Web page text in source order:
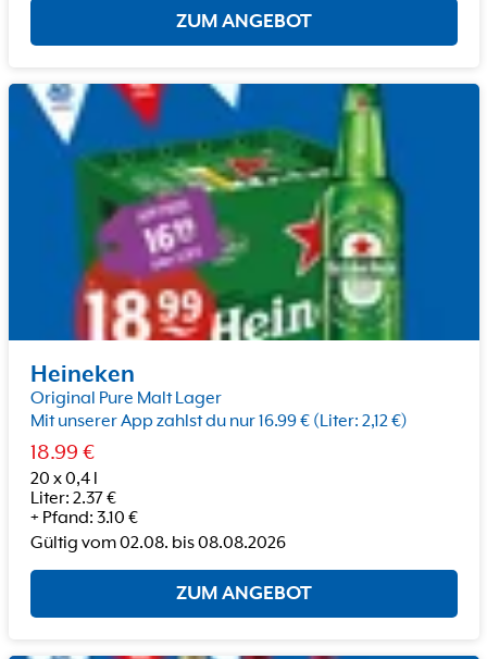
ZUM ANGEBOT
Heineken
Original Pure Malt Lager
Mit unserer App zahlst du nur 16.99 € (Liter: 2,12 €)
18.99 €
20 x 0,4 l
Liter: 2.37€
+ Pfand: 3.10 €
Gültig vom02.08. bis08.08.2026
ZUM ANGEBOT